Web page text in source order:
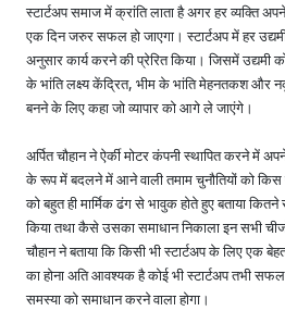
स्टार्टअप समाज में क्रांति लाता है अगर हर व्यक्ति
एक दिन जरुर सफल हो जाएगा। स्टार्टअप में हर
अनुसार कार्य करने की प्रेरित किया। जिसमें उद्यमी
के भांति लक्ष्य केंद्रित, भीम के भांति मेहनतकश और
बनने के लिए कहा जो व्यापार को आगे ले जाएंगे।
अर्पित चौहान ने ऐर्की मोटर कंपनी स्थापित करने में
के रूप में बदलने में आने वाली तमाम चुनौतियों को किस
को बहुत ही मार्मिक ढंग से भावुक होते हुए बताया
किया तथा कैसे उसका समाधान निकाला इन सभी चीजों
चौहान ने बताया कि किसी भी स्टार्टअप के लिए एक
का होना अति आवश्यक है कोई भी स्टार्टअप तभी
समस्या को समाधान करने वाला होगा।